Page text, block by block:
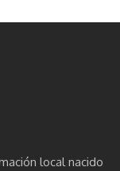
local nacido